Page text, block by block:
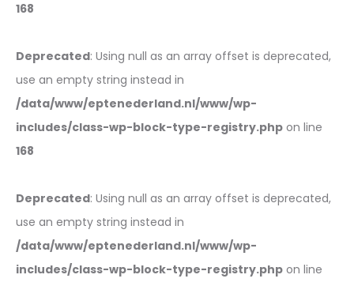
168
Deprecated: Using null as an array offset is deprecated,
use an empty string instead in
/data/www/eptenederland.nl/www/wp-
includes/class-wp-block-type-registry.php on line
168
Deprecated: Using null as an array offset is deprecated,
use an empty string instead in
/data/www/eptenederland.nl/www/wp-
includes/class-wp-block-type-registry.php on line